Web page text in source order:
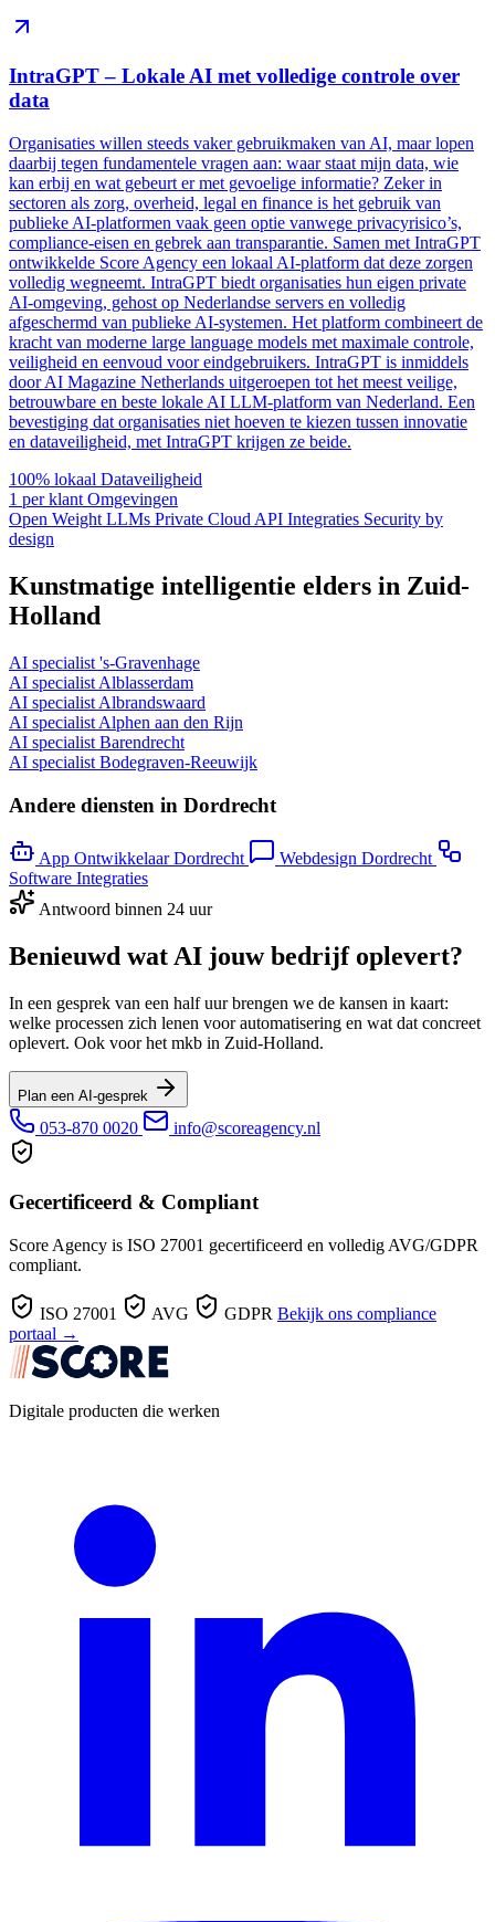
IntraGPT – Lokale AI met volledige controle over
data
Organisaties willen steeds vaker gebruikmaken van AI, maar lopen
daarbij tegen fundamentele vragen aan: waar staat mijn data, wie
kan erbij en wat gebeurt er met gevoelige informatie? Zeker in
sectoren als zorg, overheid, legal en finance is het gebruik van
publieke AI-platformen vaak geen optie vanwege privacyrisico’s,
compliance-eisen en gebrek aan transparantie. Samen met IntraGPT
ontwikkelde Score Agency een lokaal AI-platform dat deze zorgen
volledig wegneemt. IntraGPT biedt organisaties hun eigen private
AI-omgeving, gehost op Nederlandse servers en volledig
afgeschermd van publieke AI-systemen. Het platform combineert de
kracht van moderne large language models met maximale controle,
veiligheid en eenvoud voor eindgebruikers. IntraGPT is inmiddels
door AI Magazine Netherlands uitgeroepen tot het meest veilige,
betrouwbare en beste lokale AI LLM-platform van Nederland. Een
bevestiging dat organisaties niet hoeven te kiezen tussen innovatie
en dataveiligheid, met IntraGPT krijgen ze beide.
100% lokaal Dataveiligheid
1 per klant Omgevingen
Open Weight LLMs Private Cloud API Integraties Security by
design
Kunstmatige intelligentie elders in Zuid-
Holland
AI specialist 's-Gravenhage
AI specialist Alblasserdam
AI specialist Albrandswaard
AI specialist Alphen aan den Rijn
AI specialist Barendrecht
AI specialist Bodegraven-Reeuwijk
Andere diensten in Dordrecht
App Ontwikkelaar Dordrecht
Webdesign Dordrecht
Software Integraties
Antwoord binnen 24 uur
Benieuwd wat AI jouw bedrijf oplevert?
In een gesprek van een half uur brengen we de kansen in kaart:
welke processen zich lenen voor automatisering en wat dat concreet
oplevert. Ook voor het mkb in Zuid-Holland.
Plan een AI-gesprek
053-870 0020 info@scoreagency.nl
Gecertificeerd & Compliant
Score Agency is ISO 27001 gecertificeerd en volledig AVG/GDPR
compliant.
ISO 27001 AVG GDPR Bekijk ons compliance
portaal →
Digitale producten die werken